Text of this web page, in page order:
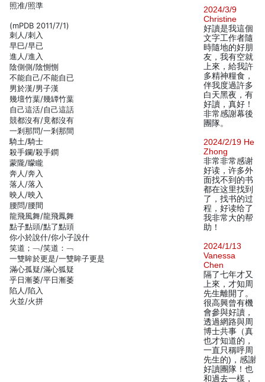
照准/照準
(mPDB 2011/7/1)
刺人/刺入
早巳/早已
進人/進入
陰側側/陰惻惻
不能自己/不能自已
男於漢/男子漢
幾壇竹葉/幾罈竹葉
自己這活/自己這話
競都沒有/竟都沒有
一剎那問/一剎那間
騎土/騎士
殺手鑭/殺手鐧
蒙隴/矇矓
奔人/奔入
落人/落入
映人/映入
腰問/腰間
龍飛風舞/龍飛鳳舞
點子點頭/點了點頭
你小於說什/你小子說什
笑道；﹁/笑道：﹁
一雙眸於更是/一雙眸子更是
滿心孤疑/滿心狐疑
乎日漸萎/平日漸萎
陷人/陷入
火並/火拼
2024/3/9
Christine
好讀是我這個
文字工作者隨
時隨地的好朋
友，我有空就
上來，給我許
多精神糧食，
伴我度過許多
白天黑夜，有
好讀，真好！
非常感謝幕後
團隊。
2024/2/19 He
Zhong
非常非常感谢
好读，许多外
面找不到的书
都在这里找到
了，找书的过
程，好读给了
我非常大的帮
助！
2024/1/13
Vanessa
Chen
隔了七年才又
上來，才知周
先生離開了。
很高興曾有機
會參與好讀，
透過網路與周
博士共事（真
也才知道的，
一直只稱呼周
先生的)，感謝
好讀團隊！也
和過去一樣，